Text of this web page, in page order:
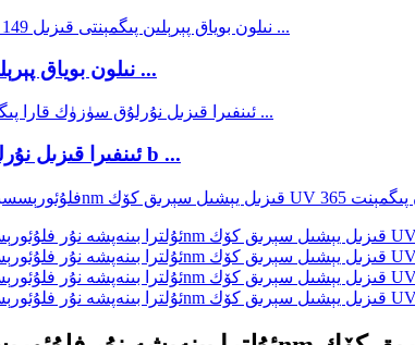
نىلون بوياق پېرېلىن پىگمېنتى ...
ئىنفىرا قىزىل نۇرلۇق سۈزۈك b ...